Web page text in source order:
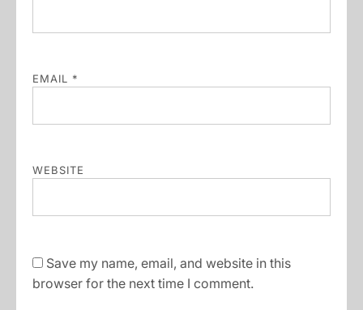
EMAIL *
WEBSITE
Save my name, email, and website in this
browser for the next time I comment.